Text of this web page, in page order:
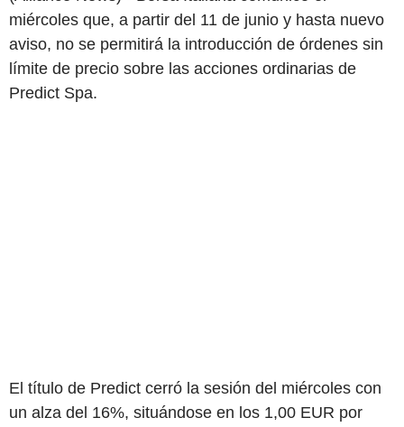
miércoles que, a partir del 11 de junio y hasta nuevo
aviso, no se permitirá la introducción de órdenes sin
límite de precio sobre las acciones ordinarias de
Predict Spa.
El título de Predict cerró la sesión del miércoles con
un alza del 16%, situándose en los 1,00 EUR por